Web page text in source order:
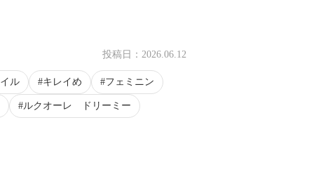
投稿日： 2026.06.12
ル キレイめ フェミニン
ルクオーレ ドリーミー